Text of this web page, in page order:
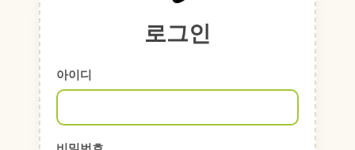
로그인
아이디